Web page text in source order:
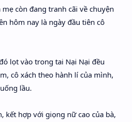
còn đang tranh cãi về chuyện
hôm nay là ngày đầu tiên cô
lọt vào trong tai Nại Nại đều
cô xách theo hành lí của mình,
lầu.
kết hợp với giọng nữ cao của bà,